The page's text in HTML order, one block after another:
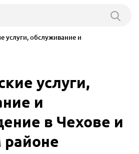
услуги, обслуживание и
услуги,
и
в Чехове и
районе